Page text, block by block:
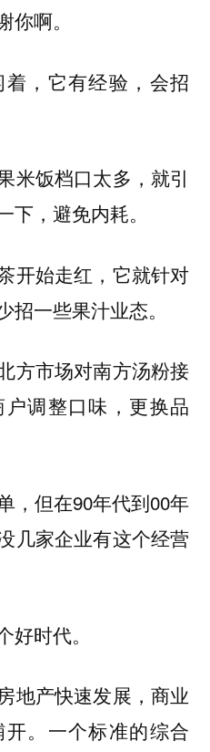
啊。
，它有经验，会招
米饭档口太多，就引
下，避免内耗。
开始走红，它就针对
一些果汁业态。
方市场对南方汤粉接
调整口味，更换品
，但在90年代到00年
几家企业有这个经营
时代。
地产快速发展，商业
。一个标准的综合